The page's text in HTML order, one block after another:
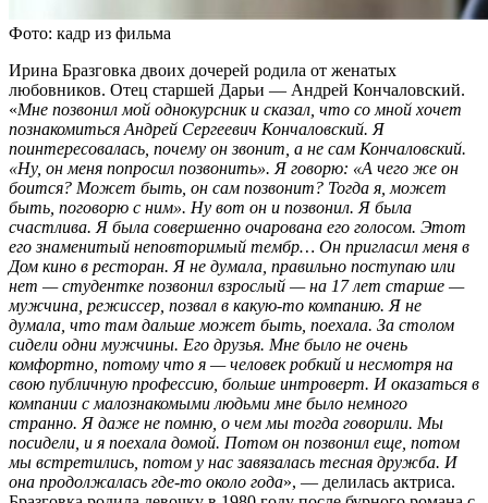
Фото: кадр из фильма
Ирина Бразговка двоих дочерей родила от женатых
любовников. Отец старшей Дарьи — Андрей Кончаловский.
«Мне позвонил мой однокурсник и сказал, что со мной хочет
познакомиться Андрей Сергеевич Кончаловский. Я
поинтересовалась, почему он звонит, а не сам Кончаловский.
«Ну, он меня попросил позвонить». Я говорю: «А чего же он
боится? Может быть, он сам позвонит? Тогда я, может
быть, поговорю с ним». Ну вот он и позвонил. Я была
счастлива. Я была совершенно очарована его голосом. Этот
его знаменитый неповторимый тембр… Он пригласил меня в
Дом кино в ресторан. Я не думала, правильно поступаю или
нет — студентке позвонил взрослый — на 17 лет старше —
мужчина, режиссер, позвал в какую-то компанию. Я не
думала, что там дальше может быть, поехала. За столом
сидели одни мужчины. Его друзья. Мне было не очень
комфортно, потому что я — человек робкий и несмотря на
свою публичную профессию, больше интроверт. И оказаться в
компании с малознакомыми людьми мне было немного
странно. Я даже не помню, о чем мы тогда говорили. Мы
посидели, и я поехала домой. Потом он позвонил еще, потом
мы встретились, потом у нас завязалась тесная дружба. И
она продолжалась где-то около года», — делилась актриса.